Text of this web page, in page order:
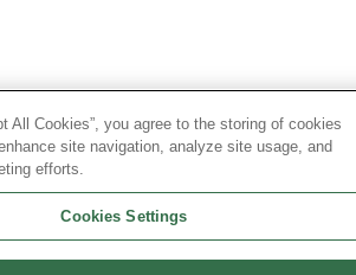
All Cookies”, you agree to the storing of cookies
site navigation, analyze site usage, and
efforts.
Cookies Settings